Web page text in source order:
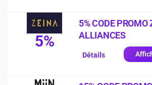
5%
5% CODE PROMO
ALLIANCES
Détails